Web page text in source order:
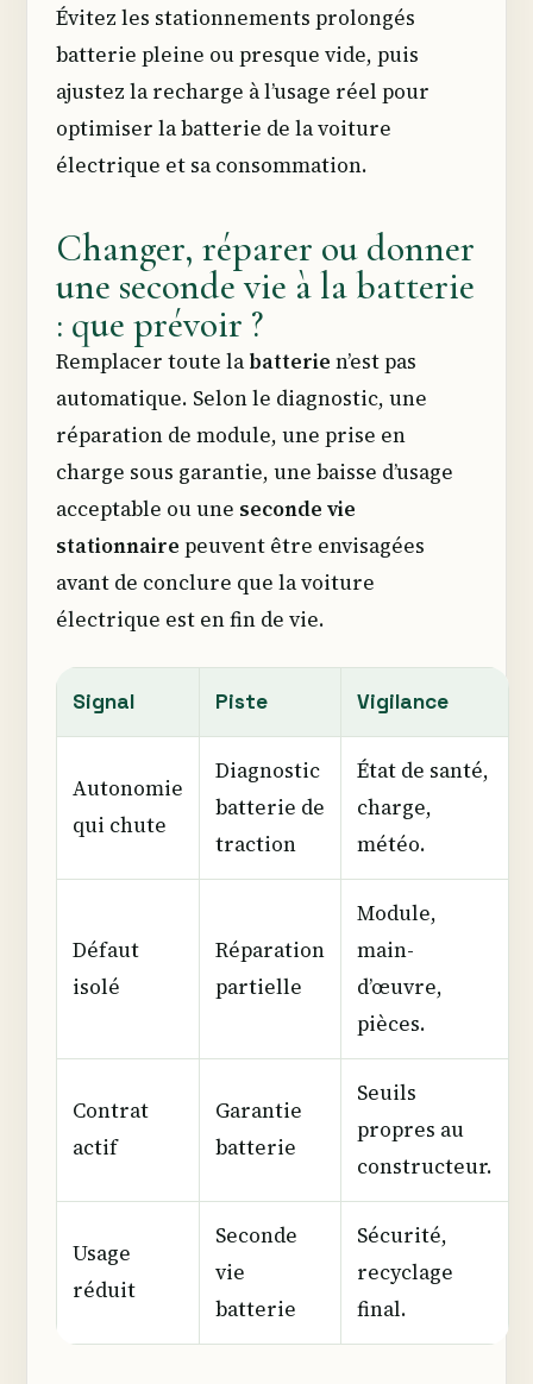
Évitez les stationnements prolongés
batterie pleine ou presque vide, puis
ajustez la recharge à l’usage réel pour
optimiser la batterie de la voiture
électrique et sa consommation.
Changer, réparer ou donner
une seconde vie à la batterie
: que prévoir ?
Remplacer toute labatterie n’est pas
automatique. Selon le diagnostic, une
réparation de module, une prise en
charge sous garantie, une baisse d’usage
acceptable ou une seconde vie
stationnaire peuvent être envisagées
avant de conclure que la voiture
électrique est en fin de vie.
Signal Piste Vigilance
Autonomie
qui chute
Diagnostic
batterie de
traction
État de santé,
charge,
météo.
Défaut
isolé
Réparation
partielle
Module,
main-
d’œuvre,
pièces.
Contrat
actif
Garantie
batterie
Seuils
propres au
constructeur.
Usage
réduit
Seconde
vie
batterie
Sécurité,
recyclage
final.